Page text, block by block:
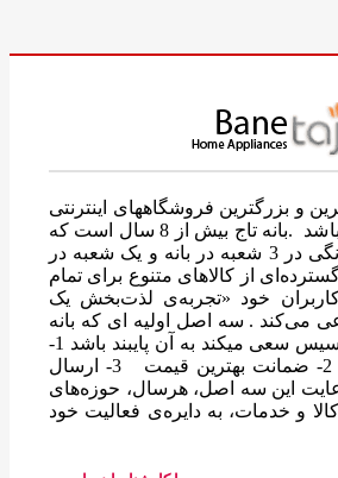
و بزرگترین فروشگاههای اینترنتی
سطح غرب کشور میباشد .بانه تاج بیش از 8 سال است که
در زمینه ی لوازم خانگی در 3 شعبه در بانه و یک شعبه در
از کالاهای متنوع برای تمام
خود «تجربه‌ی لذت‌بخش یک
می‌کند . سه اصل اولیه ای که بانه
تاج از نخستین روز تاسیس سعی میکند به آن پایبند باشد 1-
تضمین اصالت کالا 2- ضمانت بهترین قیمت 3- ارسال
این سه اصل، هرسال، حوزه‌های
و خدمات، به دایره‌ی فعالیت خود